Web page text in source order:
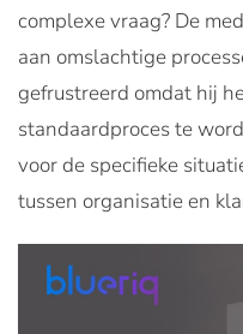
complexe vraag? De
aan omslachtige
gefrustreerd omdat hij
standaardproces te
voor de specifieke
tussen organisatie en